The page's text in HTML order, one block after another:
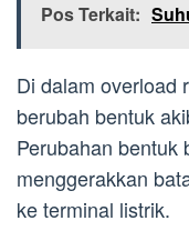
Pos Terkait:
Di dalam overload
berubah bentuk
Perubahan bentuk
menggerakkan
ke terminal listrik.